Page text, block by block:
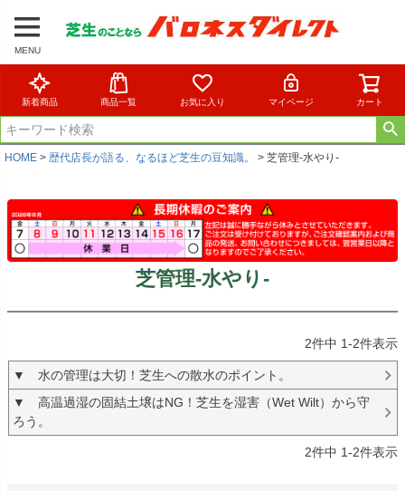
MENU
新着商品 商品一覧 お気に入り マイページ カート
HOME 歴代店長が語る、なるほど芝生の豆知識。 芝管理-水やり-
芝管理-水やり-
2件中 1-2件表示
▼ 水の管理は大切！芝生への散水のポイント。
▼ 高温過湿の固結土壌はNG！芝生を湿害（Wet Wilt）から守
ろう。
2件中 1-2件表示